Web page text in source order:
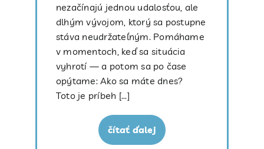
nezačínajú jednou udalosťou, ale
dlhým vývojom, ktorý sa postupne
stáva neudržateľným. Pomáhame
v momentoch, keď sa situácia
vyhrotí — a potom sa po čase
opýtame: Ako sa máte dnes?
Toto je príbeh [...]
čítať ďalej